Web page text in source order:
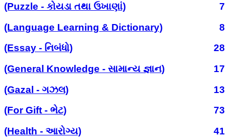
(Puzzle - કોયડા તથા ઉખાણાં)
7
(Language Learning & Dictionary)
8
(Essay - નિબંધો)
28
(General Knowledge - સામાન્ય જ્ઞાન)
17
(Gazal - ગઝલ)
13
(For Gift - ભેટ)
73
(Health - આરોગ્ય)
41